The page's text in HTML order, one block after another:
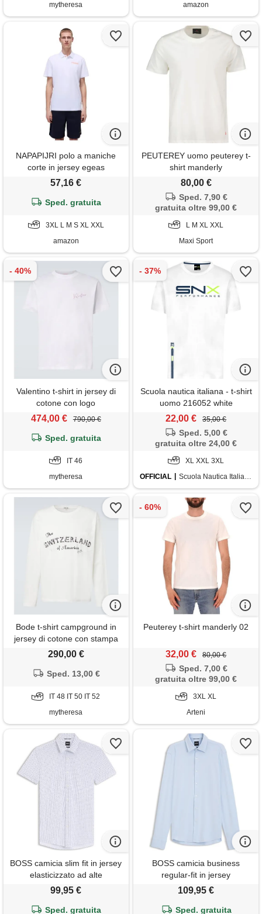
mytheresa
amazon
NAPAPIJRI polo a maniche
corte in jersey egeas
57,16 €
Sped. gratuita
3XL L M S XL XXL
amazon
PEUTEREY uomo peuterey t-
shirt manderly
80,00 €
Sped. 7,90 €
gratuita oltre 99,00 €
L M XL XXL
Maxi Sport
Valentino t-shirt in jersey di
cotone con logo
474,00 € 790,00 €
Sped. gratuita
IT 46
mytheresa
Scuola nautica italiana - t-shirt
uomo 216052 white
22,00 € 35,00 €
Sped. 5,00 €
gratuita oltre 24,00 €
XL XXL 3XL
OFFICIAL
Scuola Nautica Italiana
Bode t-shirt campground in
jersey di cotone con stampa
290,00 €
Sped. 13,00 €
IT 48 IT 50 IT 52
mytheresa
Peuterey t-shirt manderly 02
32,00 € 80,00 €
Sped. 7,00 €
gratuita oltre 99,00 €
3XL XL
Arteni
BOSS camicia slim fit in jersey
elasticizzato ad alte
prestazioni con stampa,
99,95 €
Sped. gratuita
BOSS camicia business
regular-fit in jersey
elasticizzato, celeste
109,95 €
Sped. gratuita